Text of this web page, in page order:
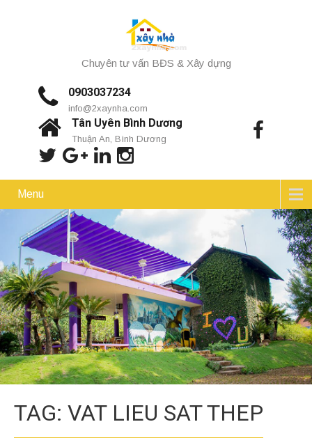
Chuyên tư vấn BĐS & Xây dựng
0903037234
info@2xaynha.com
Tân Uyên Bình Dương
Thuận An, Bình Dương
Menu
TAG: VAT LIEU SAT THEP